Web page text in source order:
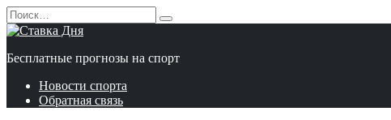
Перейти
к
содержанию
Search
for:
Бесплатные прогнозы на спорт
Новости спорта
Обратная связь